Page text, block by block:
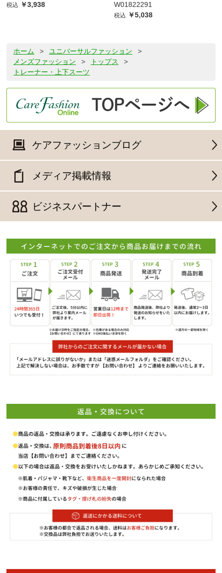
税込 ￥3,938
W01822291
税込 ￥5,038
ホーム > ユニバーサルファッション
>
メンズファッション
> トップス
>
トレーナー・上下スーツ
ケアファッションブログ
メディア掲載情報
ビジネスパートナー